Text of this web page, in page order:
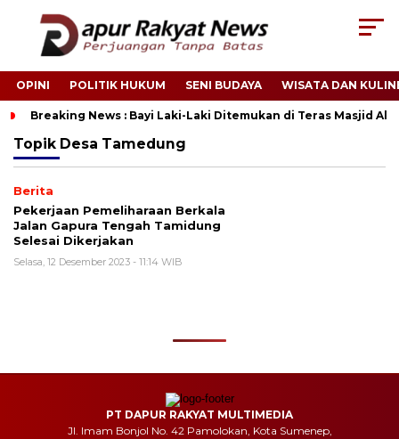
OPINI POLITIK HUKUM SENI BUDAYA WISATA DAN
Breaking News : Bayi Laki-Laki Ditemukan di Teras Masjid
Topik Desa Tamedung
Berita
Pekerjaan Pemeliharaan Berkala
Jalan Gapura Tengah Tamidung
Selesai Dikerjakan
Selasa, 12 Desember 2023 - 11:14 WIB
PT DAPUR RAKYAT MULTIMEDIA
Jl. Imam Bonjol No. 42 Pamolokan, Kota Sumenep,